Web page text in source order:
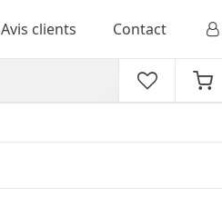
Avis clients Contact